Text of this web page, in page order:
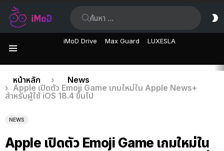
iMoD Drive Max Guard LUXESLA
เรื่อง
ล่าสุด
คุณอยู่ที่นี่:
หน้าหลัก
News
Apple เปิดตัว Emoji Game เกมใหม่ใน Apple News+
สำหรับผู้ใช้ iOS 18.4 ขึ้นไป
NEWS
Apple เปิดตัว Emoji Game เกมใหม่ใน